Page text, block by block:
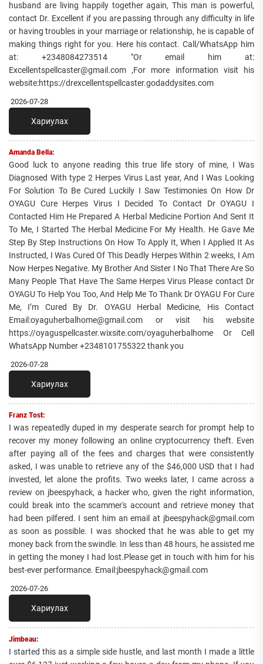
husband are living happily together again, This man is powerful,
contact Dr. Excellent if you are passing through any difficulty in life
or having troubles in your marriage or relationship, he is capable of
making things right for you. Here his contact. Call/WhatsApp him
at: +2348084273514 "Or email him at:
Excellentspellcaster@gmail.com ,For more information visit his
website:https://drexcellentspellcaster.godaddysites.com
2026-07-28
Хариулах
Amanda Bella:
Good luck to anyone reading this true life story of mine, I Was
Diagnosed With type 2 Herpes Virus Last year, And I Was Looking
For Solution To Be Cured Luckily I Saw Testimonies On How Dr
OYAGU Cure Herpes Virus I Decided To Contact Dr OYAGU I
Contacted Him He Prepared A Herbal Medicine Portion And Sent It
To Me, I Started The Herbal Medicine For My Health. He Gave Me
Step By Step Instructions On How To Apply It, When I Applied It As
Instructed, I Was Cured Of This Deadly Herpes Within 2 weeks, I Am
Now Herpes Negative. My Brother And Sister I No That There Are So
Many People That Have The Same Herpes Virus Please contact Dr
OYAGU To Help You Too, And Help Me To Thank Dr OYAGU For Cure
Me, I’m Cured By Dr. OYAGU Herbal Medicine, His Contact
Email:oyaguherbalhome@gmail.com or visit his website
https://oyaguspellcaster.wixsite.com/oyaguherbalhome Or Cell
WhatsApp Number +2348101755322 thank you
2026-07-28
Хариулах
Franz Tost:
I was repeatedly duped in my desperate search for prompt help to
recover my money following an online cryptocurrency theft. Even
after paying all of the fees and charges that were consistently
asked, I was unable to retrieve any of the $46,000 USD that I had
invested, let alone the profits. Two weeks later, I came across a
review on jbeespyhack, a hacker who, given the right information,
could break into the scammer's account and retrieve money that
had been pilfered. I sent him an email at jbeespyhack@gmail.com
as soon as possible. I was shocked that he was able to get my
money back from the swindle. In less than 48 hours, he assisted me
in getting the money I had lost.Please get in touch with him for his
best-ever performance. Email:jbeespyhack@gmail.com
2026-07-26
Хариулах
Jimbeau:
I started this as a simple side hustle, and last month I made a little